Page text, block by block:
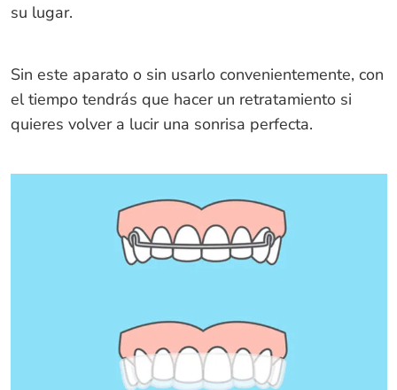
su lugar.
Sin este aparato o sin usarlo convenientemente, con
el tiempo tendrás que hacer un retratamiento si
quieres volver a lucir una sonrisa perfecta.